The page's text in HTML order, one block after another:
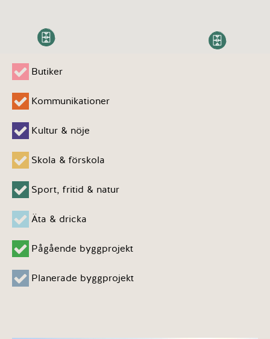
Butiker
Kommunikationer
Kultur & nöje
Skola & förskola
Sport, fritid & natur
Äta & dricka
Pågående byggprojekt
Planerade byggprojekt